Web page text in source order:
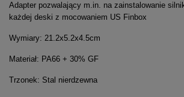
Adapter pozwalający m.in. na zainstalowanie
każdej deski z mocowaniem US Finbox
Wymiary: 21.2x5.2x4.5cm
Materiał: PA66 + 30% GF
Trzonek: Stal nierdzewna